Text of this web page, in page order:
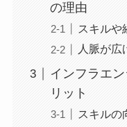
の理由
スキルや
人脈が広
インフラエ
リット
スキルの